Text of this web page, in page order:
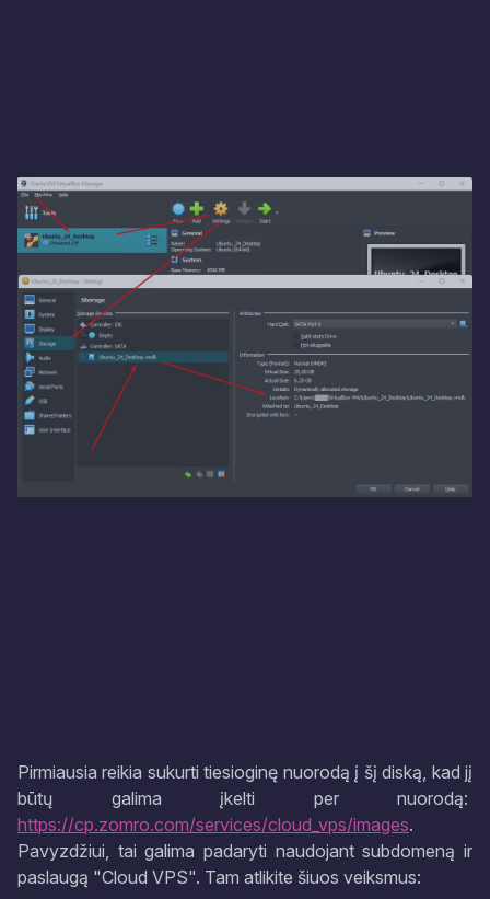
Pirmiausia reikia sukurti tiesioginę nuorodą į šį diską, kad jį
būtų galima įkelti per nuorodą:
https://cp.zomro.com/services/cloud_vps/images.
Pavyzdžiui, tai galima padaryti naudojant subdomeną ir
paslaugą "Cloud VPS". Tam atlikite šiuos veiksmus: